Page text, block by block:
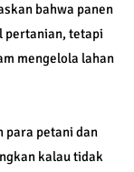
bahwa panen
pertanian, tetapi
mengelola lahan
para petani dan
kalau tidak